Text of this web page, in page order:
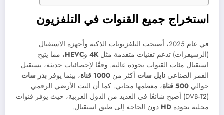
استخراج جميع القنوات في التلفزيون
في عام 2025، أصبحت التلفزيونات الذكية وأجهزة الاستقبال
(الرسيفرات) تدعم تقنيات متقدمة مثل 4K وHEVC، مما يتيح
استقبال مئات القنوات بجودة عالية. وفقًا لإحصائيات حديثة، يستقبل
القمر الصناعي نايل سات أكثر من 1000 قناة ، بينما يوفر بدر سات
حوالي 500 قناة
، معظمها مجاني. كما أن البث الأرضي الرقمي
(DVB-T2) أصبح شائعًا في العديد من الدول العربية، حيث يوفر قنوات
محلية بجودة HD دون الحاجة إلى طبق استقبال.